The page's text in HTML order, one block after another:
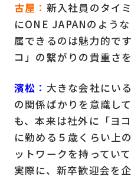
古屋 ： 新入社員のタイ
にONE JAPANのよう
属できるのは魅力的で
コ」の繋がりの貴重さを
濱松 ： 大きな会社にい
の関係ばかりを意識し
も、本来は社外に「ヨ
に勤める５歳くらい上
ットワークを持っていて
実際に、新卒歓迎会を